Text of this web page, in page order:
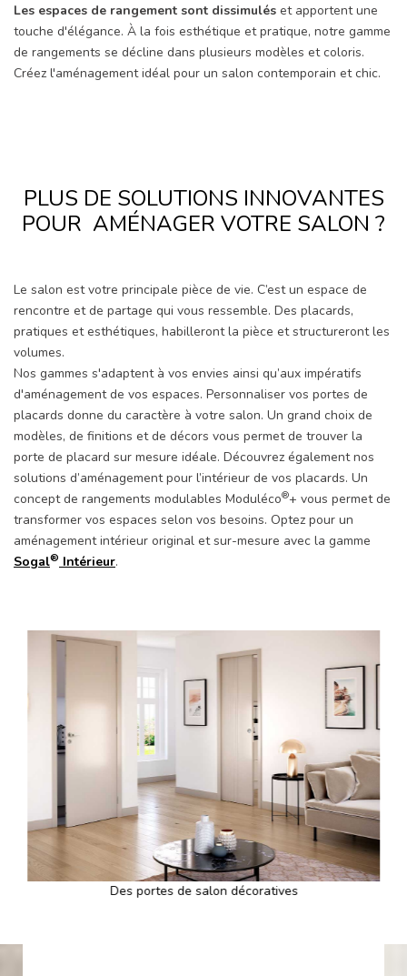
Les espaces de rangement sont dissimulés et apportent une
touche d'élégance. À la fois esthétique et pratique, notre gamme
de rangements se décline dans plusieurs modèles et coloris.
Créez l'aménagement idéal pour un salon contemporain et chic.
PLUS DE SOLUTIONS INNOVANTES
POUR AMÉNAGER VOTRE SALON ?
Le salon est votre principale pièce de vie. C’est un espace de
rencontre et de partage qui vous ressemble. Des placards,
pratiques et esthétiques, habilleront la pièce et structureront les
volumes.
Nos gammes s'adaptent à vos envies ainsi qu’aux impératifs
d'aménagement de vos espaces. Personnaliser vos portes de
placards donne du caractère à votre salon. Un grand choix de
modèles, de finitions et de décors vous permet de trouver la
porte de placard sur mesure idéale. Découvrez également nos
solutions d’aménagement pour l’intérieur de vos placards. Un
concept de rangements modulables Moduléco®+ vous permet de
transformer vos espaces selon vos besoins. Optez pour un
aménagement intérieur original et sur-mesure avec la gamme
Sogal® Intérieur.
Des portes de salon décoratives